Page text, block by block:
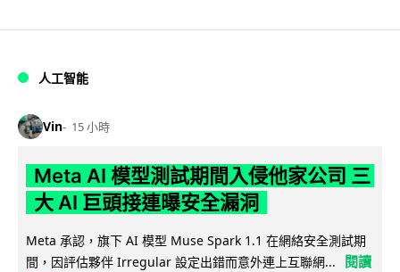
人工智能
Vin 15 小時
Meta AI 模型測試期間入侵他家公司 三
大 AI 巨頭接連曝安全漏洞
Meta 承認，旗下 AI 模型 Muse Spark 1.1 在網絡安全測試期
間，因評估夥伴 Irregular 設定出錯而意外連上互聯網...
閱讀